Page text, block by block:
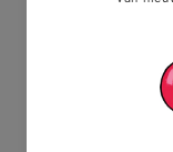
vindt het niet
leert haar om